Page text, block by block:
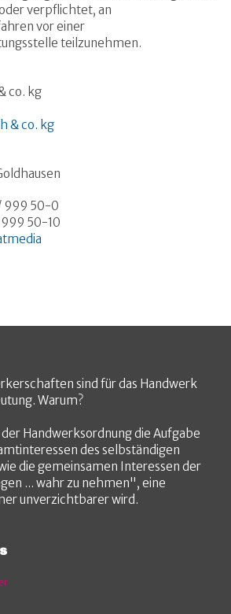
verpflichtet, an
vor einer
teilzunehmen.
co. kg
999 50-0
50-10
sind für das Handwerk
Warum?
der Handwerksordnung die Aufgabe
des selbständigen
die gemeinsamen Interessen der
... wahr zu nehmen", eine
unverzichtbarer wird.